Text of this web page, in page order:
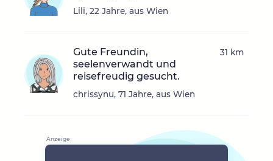
Lili, 22 Jahre, aus Wien
Gute Freundin,
seelenverwandt und
reisefreudig gesucht.
chrissynu, 71 Jahre, aus Wien
31 km